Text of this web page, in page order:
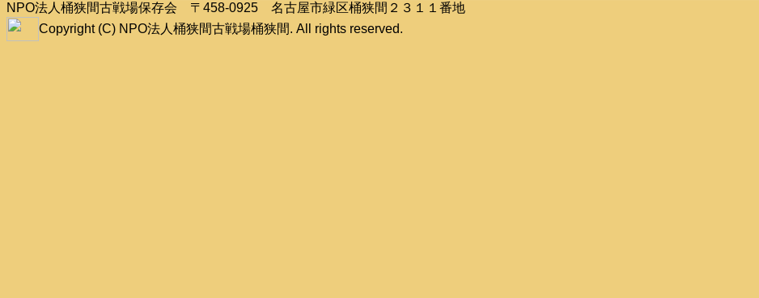
NPO法人桶狭間古戦場保存会 〒458-0925 名古屋市緑区桶狭間２３１１番地
Copyright (C) NPO法人桶狭間古戦場桶狭間. All rights reserved.